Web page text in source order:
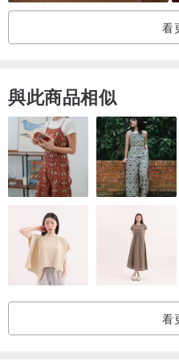
關。
找了很久之後，最後選擇的是台灣
是一聞就會覺得「對了，就是這個
這款在台灣其實也默默賣了很久
如果你也在找一款「真正好聞的
始。
商品尺寸：
5ml：玻璃瓶包裝，高5cm，直徑
10ml：竹製包裹玻璃精油瓶，高
原料產地：秘魯
看
與此商品相似
看